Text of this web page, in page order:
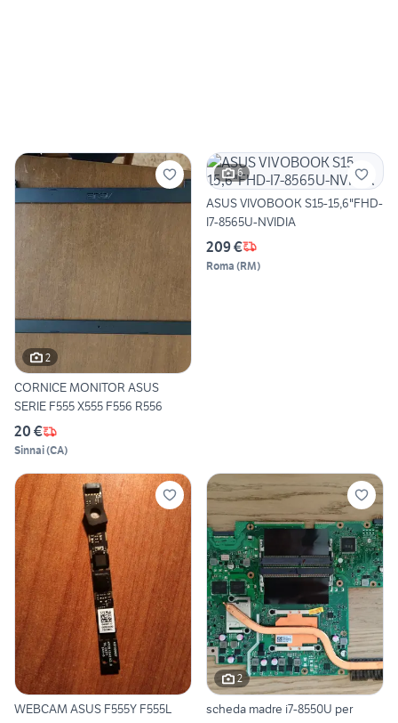
2
CORNICE MONITOR ASUS
SERIE F555 X555 F556 R556
20 €
Sinnai(CA)
6
ASUS VIVOBOOK S15-15,6"FHD-
I7-8565U-NVIDIA
209 €
Roma (RM)
WEBCAM ASUS F555Y F555L
2
scheda madre i7-8550U per